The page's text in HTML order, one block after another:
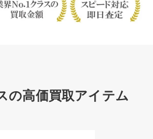
の高価買取アイテム